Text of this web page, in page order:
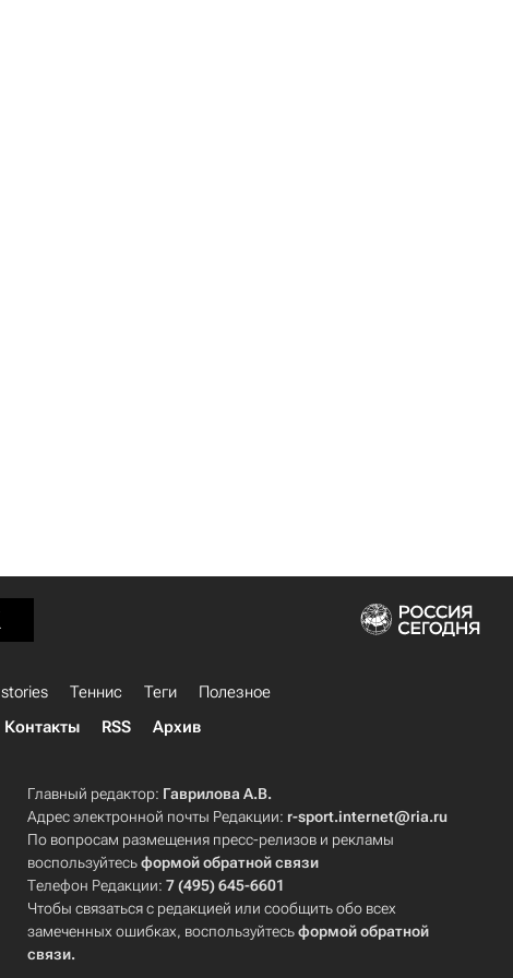
Теннис Теги
Полезное
Контакты RSS Архив
Главный редактор: Гаврилова А.В.
Адрес электронной почты Редакции: r-sport.internet@ria.ru
По вопросам размещения пресс-релизов и рекламы
воспользуйтесьформой обратной связи
Телефон Редакции:7 (495) 645-6601
Чтобы связаться с редакцией или сообщить обо всех
замеченных ошибках, воспользуйтесьформой обратной
связи.